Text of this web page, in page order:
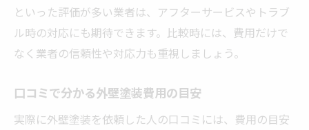
といった評価が多い業者は、アフターサービスやトラブ
ル時の対応にも期待できます。比較時には、費用だけで
なく業者の信頼性や対応力も重視しましょう。
口コミで分かる外壁塗装費用の目安
実際に外壁塗装を依頼した人の口コミには、費用の目安